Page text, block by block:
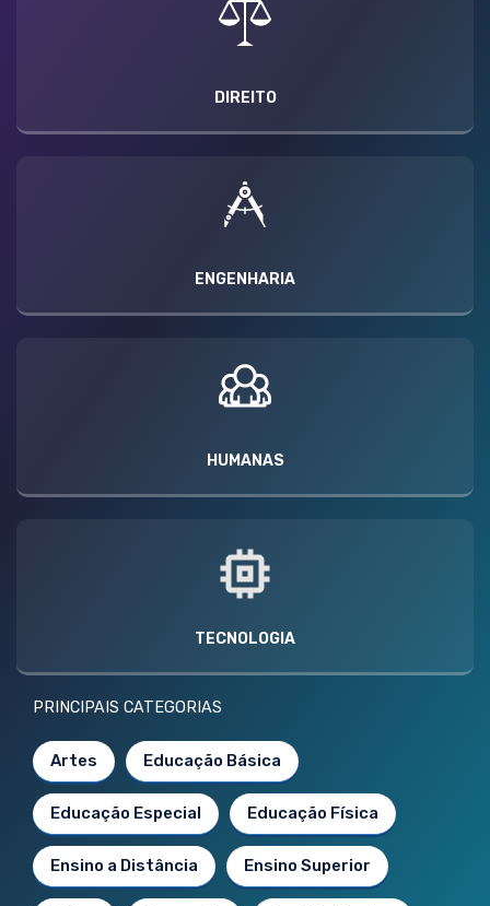
DIREITO
ENGENHARIA
HUMANAS
TECNOLOGIA
PRINCIPAIS CATEGORIAS
Artes Educação Básica
Educação Especial Educação Física
Ensino a Distância Ensino Superior